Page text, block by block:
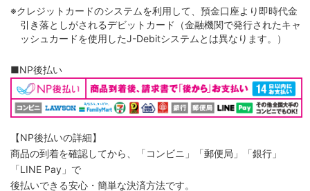
※クレジットカードのシステムを利用して、預金口座より即時代金
引き落としがされるデビットカード（金融機関で発行されたキャ
ッシュカードを使用したJ-Debitシステムとは異なります。）
■NP後払い
【NP後払いの詳細】
商品の到着を確認してから、「コンビニ」「郵便局」「銀行」
「LINE Pay」で
後払いできる安心・簡単な決済方法です。